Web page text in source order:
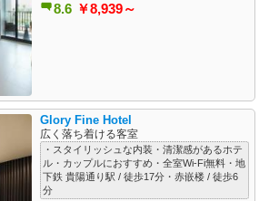
8.6 ￥8,939～
Glory Fine Hotel
広く落ち着ける客室
・スタイリッシュな内装・清潔感があるホテ
ル・カップルにおすすめ・全室Wi-Fi無料・地
下鉄 貴陽通り駅 / 徒歩17分・赤嵌楼 / 徒歩6
分